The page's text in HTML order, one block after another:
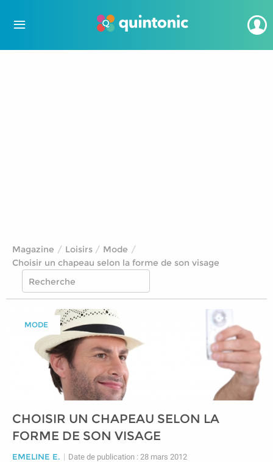
Magazine Loisirs
Mode
Choisir un chapeau selon la forme de son visage
MODE
CHOISIR UN CHAPEAU SELON LA
FORME DE SON VISAGE
EMELINE E. | Date de publication : 28 mars 2012